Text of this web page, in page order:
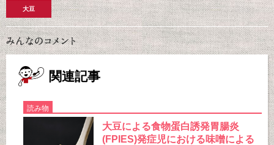
大豆
関連記事
読み物
大豆による食物蛋白誘発胃腸炎
(FPIES)発症児における味噌による